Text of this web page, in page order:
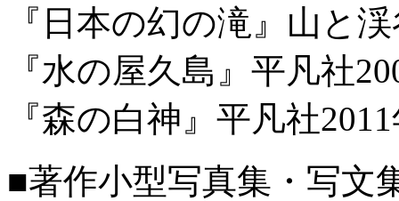
『日本の幻の滝』山と
『水の屋久島』平凡社
『森の白神』平凡社
■著作小型写真集・写文